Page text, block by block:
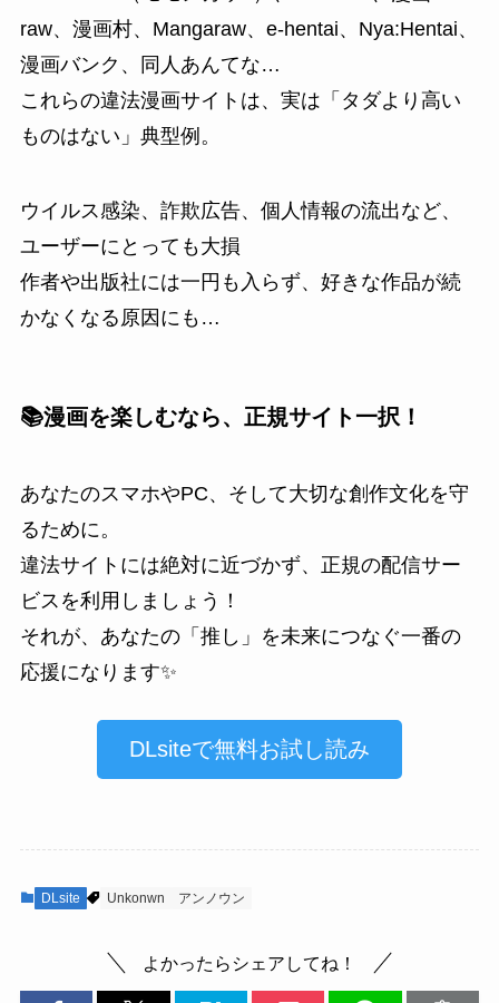
raw、漫画村、Mangaraw、e-hentai、Nya:Hentai、
漫画バンク、同人あんてな…
これらの違法漫画サイトは、実は「タダより高い
ものはない」典型例。
ウイルス感染、詐欺広告、個人情報の流出など、
ユーザーにとっても大損
作者や出版社には一円も入らず、好きな作品が続
かなくなる原因にも…
📚漫画を楽しむなら、正規サイト一択！
あなたのスマホやPC、そして大切な創作文化を守
るために。
違法サイトには絶対に近づかず、正規の配信サー
ビスを利用しましょう！
それが、あなたの「推し」を未来につなぐ一番の
応援になります✨
DLsiteで無料お試し読み
DLsite Unkonwn アンノウン
よかったらシェアしてね！